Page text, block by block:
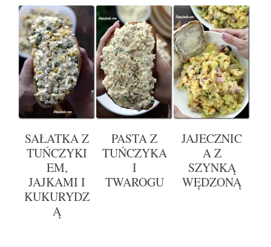
SAŁATKA Z
TUŃCZYKI
EM,
JAJKAMI I
KUKURYDZ
Ą
PASTA Z
TUŃCZYKA
I
TWAROGU
JAJECZNIC
A Z
SZYNKĄ
WĘDZONĄ